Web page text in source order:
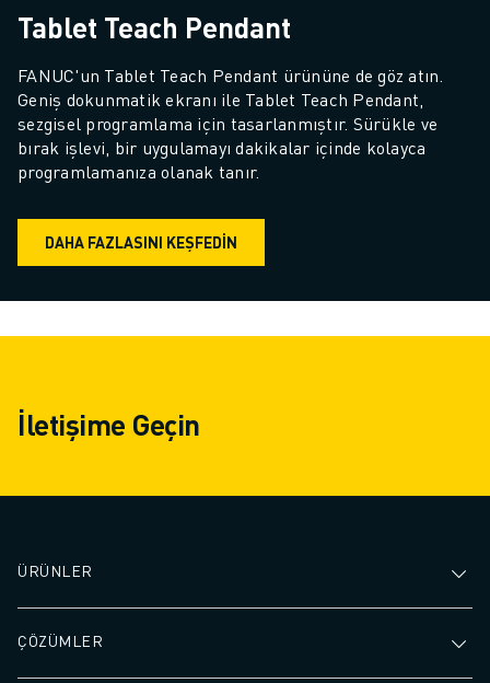
ENDÜSTRILER IÇIN ÇÖZÜMLER
EĞITIM IÇIN ÇÖZÜMLER
WORLDSKILLS & GENÇ YETENEKLER
HABERLER & MEDYA
HABERLER & MEDYA
ETKINLIKLER
FANUC HAKKINDA
FANUC HAKKINDA
FANUC ILE GELECEĞINIZI ŞEKILLENDIRIN
BIZE KATILIN » KARIYER PORTALI
İLETIŞIM
Tablet Teach Pendant
FANUC'un Tablet Teach Pendant ürününe de göz atın.
Geniş dokunmatik ekranı ile Tablet Teach Pendant,
sezgisel programlama için tasarlanmıştır. Sürükle ve
bırak işlevi, bir uygulamayı dakikalar içinde kolayca
programlamanıza olanak tanır.
DAHA FAZLASINI KEŞFEDIN
İletişime Geçin
ÜRÜNLER
ÇÖZÜMLER